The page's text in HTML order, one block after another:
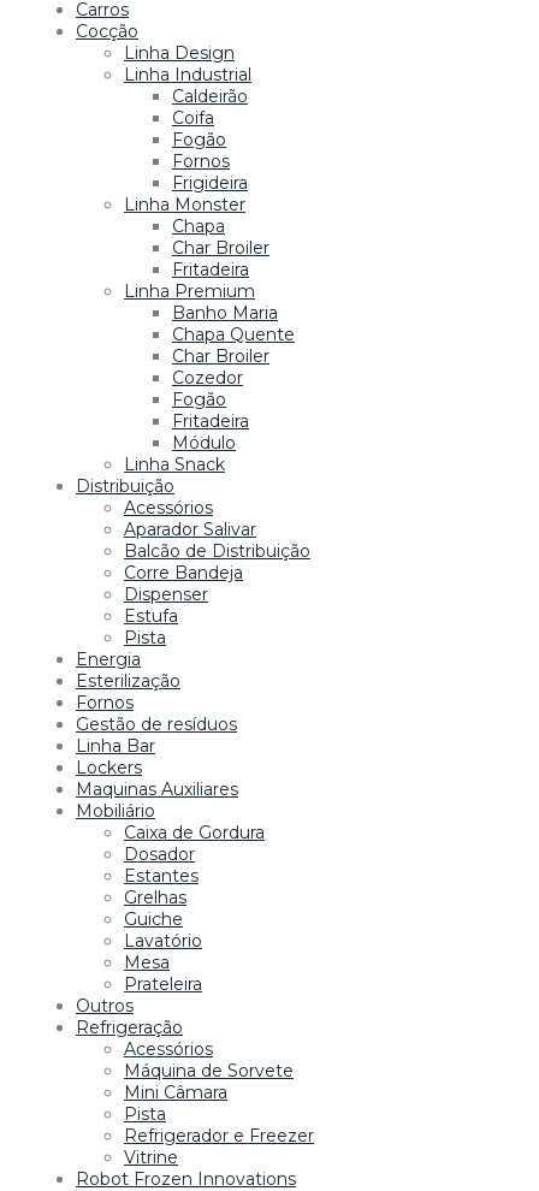
Carros
Cocção
Linha Design
Linha Industrial
Caldeirão
Coifa
Fogão
Fornos
Frigideira
Linha Monster
Chapa
Char Broiler
Fritadeira
Linha Premium
Banho Maria
Chapa Quente
Char Broiler
Cozedor
Fogão
Fritadeira
Módulo
Linha Snack
Distribuição
Acessórios
Aparador Salivar
Balcão de Distribuição
Corre Bandeja
Dispenser
Estufa
Pista
Energia
Esterilização
Fornos
Gestão de resíduos
Linha Bar
Lockers
Maquinas Auxiliares
Mobiliário
Caixa de Gordura
Dosador
Estantes
Grelhas
Guiche
Lavatório
Mesa
Prateleira
Outros
Refrigeração
Acessórios
Máquina de Sorvete
Mini Câmara
Pista
Refrigerador e Freezer
Vitrine
Robot Frozen Innovations